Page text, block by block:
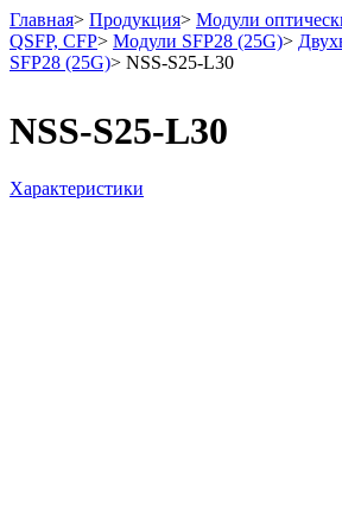
Главная> Продукция> Модули
QSFP, CFP> Модули SFP28 (25G)>
SFP28 (25G)> NSS-S25-L30
NSS-S25-L30
Характеристики